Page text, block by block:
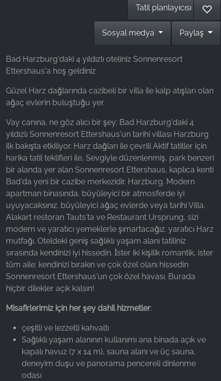
Tatil planlayıcısı ♡
Paylaş
Sosyal medya
Bad Harzburg'daki 4 yıldızlı oteliniz Sonnenresort
Ettershaus'a hoş geldiniz
Güzel Harz dağlarında cazibeli bir villa ile kalp atışları olan
ağaç evlerin buluştuğu yer.
Vay canına, ne göz alıcı bir şey: Bad Harzburg'daki 4
yıldızlı Sonnenresort Ettershaus'un tarihi villası Harzburg
ilk bakışta etkiliyor. Harz dağları ile çevrili Aktif tatiller için
harika tatil teklifleri ile, Sevgiyle düzenlenmiş, park benzeri
bir alanda yer alan Sonnenresort Ettershaus, kaplıca kenti
Bad'da yeni bir cazibe merkezidir. Harzburg. Modern
apartman binasında, büyüleyici bir atmosferde iyi
uyuyacaksınız. büyüleyici ağaç evlerde veya tarihi Villa.
Alakart restoran Tauts'ta ve Restaurant Ursprung, sizi
modern ve yaratıcı yemeklerle şımartacağız. yaratıcı Harz
mutfağı. Oteldeki geniş sağlıklı yaşam alanı tatiliniz
sırasında kendinizi iyi hissedin. İster iki kişilik romantik, ister
tüm aile: kendinizi bırakın ve çok özel olanı hissedin
Sonnenresort Ettershaus'un çok özel havası. Burada
hiçbir dilekler açık kalsın!
Misafirlerimiz için her şey dahil hizmetler:
çeşitli ve lezzetli kahvaltı
Sağlıklı yaşam alanının kullanımı ana binada açık ve
kapalı havuz (7 x 14 m), sauna alanı ve üç sauna,
deneyim duşu ve panorama pencereli dinlenme
odası
Facebook Ireland Ltd.
Purpose:
Reklam ölçümü ve pazarlaması
Cookie duration:
İSTATISTIKLER
İstatistik Çerezleri anonim olarak bilgi toplar. Bu
bilgiler, ziyaretçilerimizin web sitemizi nasıl
kullandığını anlamamıza yardımcı olur.
Google Analytics
Name:
_ga, _gid, _gac_gb_
Provider:
Google LLC
Web sitesi kullanımına ilişkin istatistiklerin
Cookie duration:
24 saat - 2 yıl